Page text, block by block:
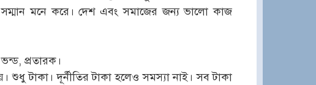
মনে করে। দেশ এবং সমাজের জন্য ভালো কাজ
প্রতারক।
শুধু টাকা। দূর্নীতির টাকা হলেও সমস্যা নাই। সব টাকা